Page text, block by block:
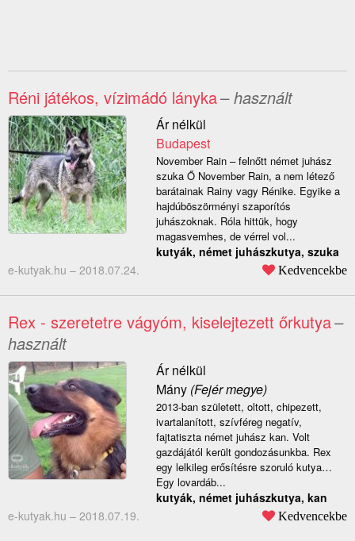
Réni játékos, vízimádó lányka– használt
Ár nélkül
Budapest
November Rain – felnőtt német juhász
szuka Ő November Rain, a nem létező
barátainak Rainy vagy Rénike. Egyike a
hajdúböszörményi szaporítós
juhászoknak. Róla hittük, hogy
magasvemhes, de vérrel vol...
kutyák, német juhászkutya, szuka
e-kutyak.hu – 2018.07.24. Kedvencekbe
Rex - szeretetre vágyóm, kiselejtezett őrkutya–
használt
Ár nélkül
Mány(Fejér megye)
2013-ban született, oltott, chipezett,
ivartalanított, szívféreg negatív,
fajtatiszta német juhász kan. Volt
gazdájától került gondozásunkba. Rex
egy lelkileg erősítésre szoruló kutya…
Egy lovardáb...
kutyák, német juhászkutya, kan
e-kutyak.hu – 2018.07.19. Kedvencekbe